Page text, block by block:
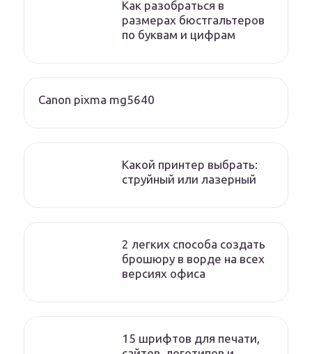
Как разобраться в
размерах бюстгальтеров
по буквам и цифрам
Canon pixma mg5640
Какой принтер выбрать:
струйный или лазерный
2 легких способа создать
брошюру в ворде на всех
версиях офиса
15 шрифтов для печати,